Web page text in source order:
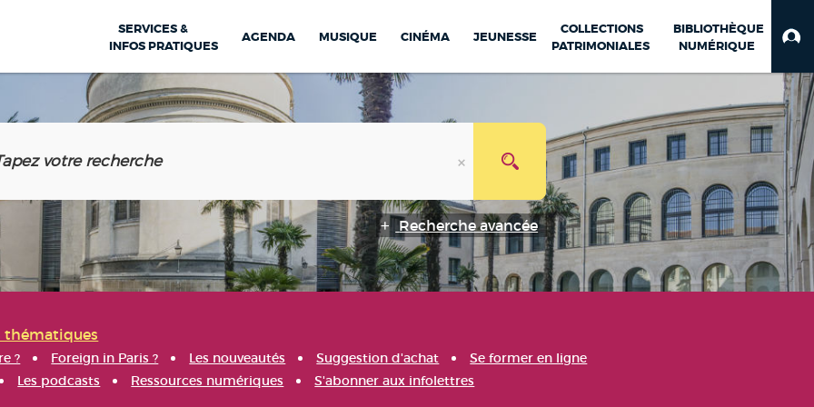
SERVICES &
INFOS PRATIQUES
AGENDA MUSIQUE CINÉMA JEUNESSE
COLLECTIONS
PATRIMONIALES
BIBLIOTHÈQUE
NUMÉRIQUE
Recherche avancée
thématiques
? Foreign in Paris ? Les nouveautés Suggestion d'achat
Se former en ligne
Les podcasts Ressources numériques S'abonner aux infolettres